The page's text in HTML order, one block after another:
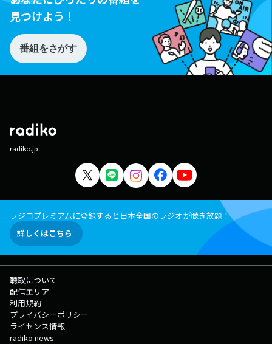
見つけよう！
番組をさがす
radiko.jp
ラジコプレミアムに登録すると日本全国のラジオが聴き放題！
詳しくはこちら
聴取について
配信エリア
利用規約
プライバシーポリシー
ライセンス情報
radiko news